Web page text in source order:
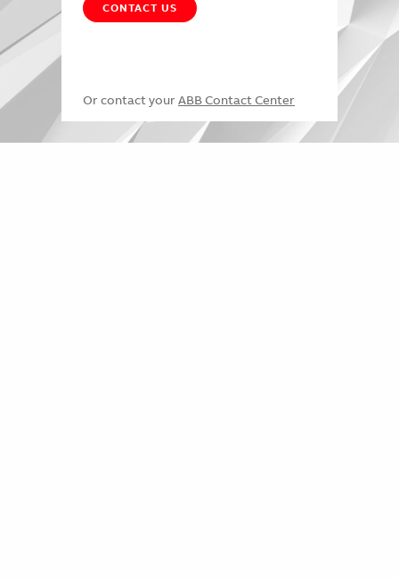
CONTACT US
Or contact your ABB Contact Center